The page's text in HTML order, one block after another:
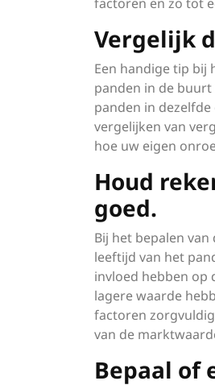
Vergelijk
Een handige tip bij
panden in de
panden in
vergelijken van
hoe uw eigen
Houd
goed.
Bij het bepalen
leeftijd van het
invloed hebben op
lagere waarde
factoren
van de
Bepaal of